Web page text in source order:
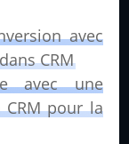
avec
CRM
avec une
pour la